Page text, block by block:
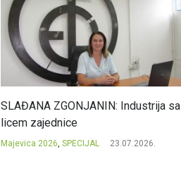
SLAĐANA ZGONJANIN: Industrija sa
licem zajednice
Majevica 2026, SPECIJAL 23.07.2026.